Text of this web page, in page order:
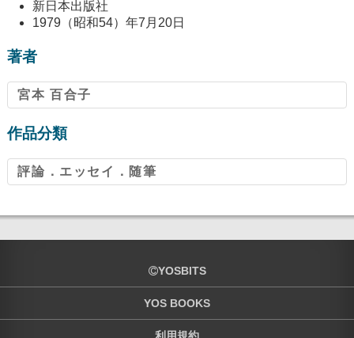
新日本出版社
1979（昭和54）年7月20日
著者
宮本 百合子
作品分類
評論．エッセイ．随筆
YOSBITS
YOS BOOKS